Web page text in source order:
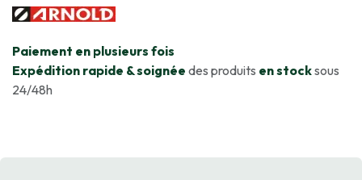
​Paiement en plusieurs fois
Expédition rapide & soignée des produits en stocksous
24/48h